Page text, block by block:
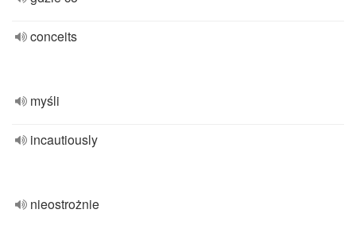
conceits
myśli
incautiously
nieostrożnie